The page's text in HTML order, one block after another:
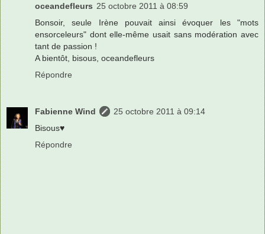
oceandefleurs 25 octobre 2011 à 08:59
Bonsoir, seule Irène pouvait ainsi évoquer les "mots
ensorceleurs" dont elle-même usait sans modération avec
tant de passion !
A bientôt, bisous, oceandefleurs
Répondre
Fabienne Wind
25 octobre 2011 à 09:14
Bisous♥
Répondre